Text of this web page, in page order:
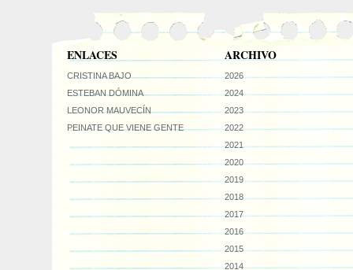
ENLACES
CRISTINA BAJO
ESTEBAN DÓMINA
LEONOR MAUVECÍN
PEINATE QUE VIENE GENTE
ARCHIVO
2026
2024
2023
2022
2021
2020
2019
2018
2017
2016
2015
2014